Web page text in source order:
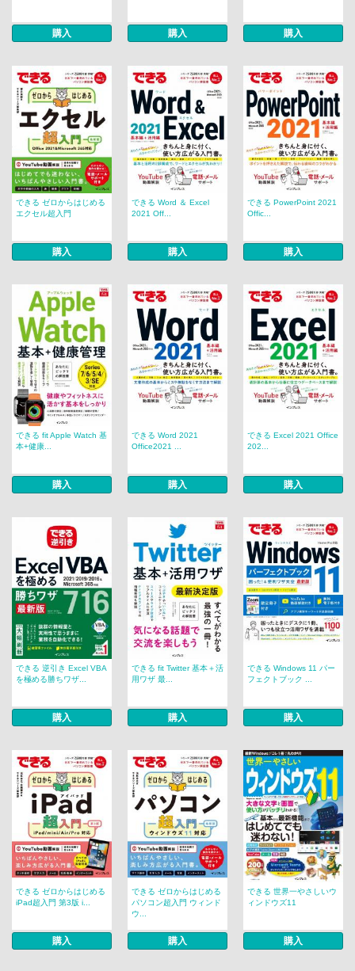
購入 購入 購入
できる ゼロからはじめる
エクセル超入門
購入
できる Word ＆ Excel
2021 Off...
購入
できる PowerPoint 2021
Offic...
購入
できる fit Apple Watch 基
本+健康...
購入
できる Word 2021
Office2021 ...
購入
できる Excel 2021 Office
202...
購入
できる 逆引き Excel VBA
を極める勝ちワザ...
購入
できる fit Twitter 基本＋活
用ワザ 最...
購入
できる Windows 11 パー
フェクトブック ...
購入
できる ゼロからはじめる
iPad超入門 第3版 i...
購入
できる ゼロからはじめる
パソコン超入門 ウィンド
ウ...
購入
できる 世界一やさしいウ
ィンドウズ11
購入